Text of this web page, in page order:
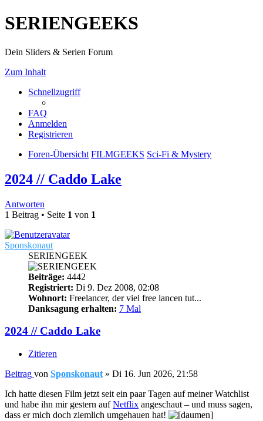
SERIENGEEKS
Dein Sliders & Serien Forum
Zum Inhalt
Schnellzugriff
FAQ
Anmelden
Registrieren
Foren-Übersicht FILMGEEKS Sci-Fi & Mystery
2024 // Caddo Lake
Antworten
1 Beitrag • Seite 1 von 1
Sponskonaut
SERIENGEEK
Beiträge: 4442
Registriert: Di 9. Dez 2008, 02:08
Wohnort: Freelancer, der viel free lancen tut...
Danksagung erhalten: 7 Mal
2024 // Caddo Lake
Zitieren
Beitrag von Sponskonaut » Di 16. Jun 2026, 21:58
Ich hatte diesen Film jetzt seit ein paar Tagen auf meiner Watchlist
und habe ihn mir gestern aufNetflix angeschaut – und muss sagen,
dass er mich doch ziemlich umgehauen hat!